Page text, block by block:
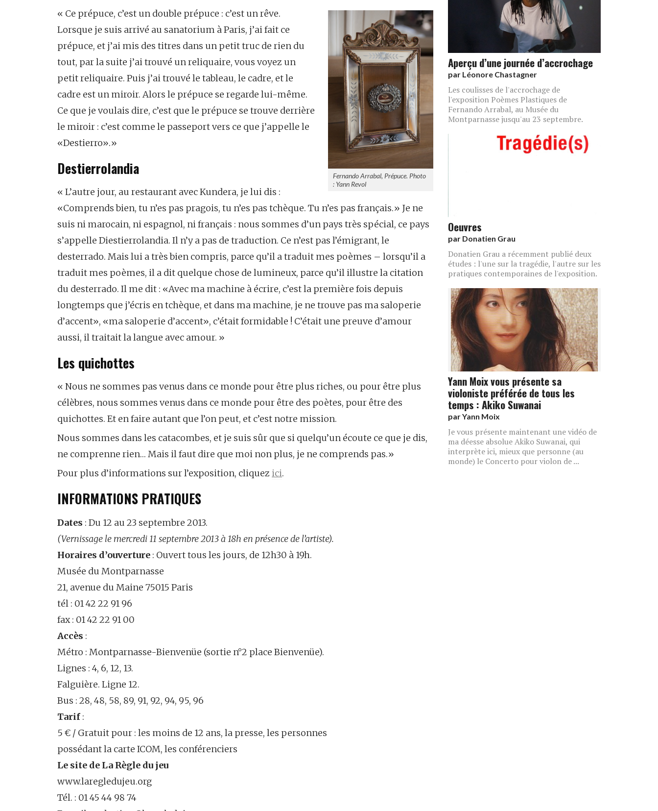
Fernando Arrabal, Prépuce. Photo
: Yann Revol
« Ce prépuce, c’est un double prépuce : c’est un rêve.
Lorsque je suis arrivé au sanatorium à Paris, j’ai fait ce
prépuce, et j’ai mis des titres dans un petit truc de rien du
tout, par la suite j’ai trouvé un reliquaire, vous voyez un
petit reliquaire. Puis j’ai trouvé le tableau, le cadre, et le
cadre est un miroir. Alors le prépuce se regarde lui-même.
Ce que je voulais dire, c’est que le prépuce se trouve derrière
le miroir : c’est comme le passeport vers ce que j’appelle le
«Destierro».»
Destierrolandia
« L’autre jour, au restaurant avec Kundera, je lui dis :
«Comprends bien, tu n’es pas pragois, tu n’es pas tchèque. Tu n’es pas français.» Je ne
suis ni marocain, ni espagnol, ni français : nous sommes d’un pays très spécial, ce pays
s’appelle Diestierrolandia. Il n’y a pas de traduction. Ce n’est pas l’émigrant, le
desterrado. Mais lui a très bien compris, parce qu’il a traduit mes poèmes – lorsqu’il a
traduit mes poèmes, il a dit quelque chose de lumineux, parce qu’il illustre la citation
du desterrado. Il me dit : «Avec ma machine à écrire, c’est la première fois depuis
longtemps que j’écris en tchèque, et dans ma machine, je ne trouve pas ma saloperie
d’accent», «ma saloperie d’accent», c’était formidable ! C’était une preuve d’amour
aussi, il traitait la langue avec amour. »
Les quichottes
« Nous ne sommes pas venus dans ce monde pour être plus riches, ou pour être plus
célèbres, nous sommes venus dans ce monde pour être des poètes, pour être des
quichottes. Et en faire autant que l’on peut, et c’est notre mission.
Nous sommes dans les catacombes, et je suis sûr que si quelqu’un écoute ce que je dis,
ne comprenne rien… Mais il faut dire que moi non plus, je ne comprends pas.»
Pour plus d’informations sur l’exposition, cliquez ici.
INFORMATIONS PRATIQUES
Dates : Du 12 au 23 septembre 2013.
(Vernissage le mercredi 11 septembre 2013 à 18h en présence de l’artiste).
Horaires d’ouverture : Ouvert tous les jours, de 12h30 à 19h.
Musée du Montparnasse
21, avenue du Maine 75015 Paris
tél : 01 42 22 91 96
fax : 01 42 22 91 00
Accès :
Métro : Montparnasse-Bienvenüe (sortie n°2 place Bienvenüe).
Lignes : 4, 6, 12, 13.
Falguière. Ligne 12.
Bus : 28, 48, 58, 89, 91, 92, 94, 95, 96
Tarif :
5 € / Gratuit pour : les moins de 12 ans, la presse, les personnes
possédant la carte ICOM, les conférenciers
Le site de La Règle du jeu
www.laregledujeu.org
Tél. : 01 45 44 98 74
Aperçu d’une journée d’accrochage
par Léonore Chastagner
Les coulisses de l'accrochage de
l'exposition Poèmes Plastiques de
Fernando Arrabal, au Musée du
Montparnasse jusqu'au 23 septembre.
Oeuvres
par Donatien Grau
Donatien Grau a récemment publié deux
études : l'une sur la tragédie, l'autre sur les
pratiques contemporaines de l'exposition.
Yann Moix vous présente sa
violoniste préférée de tous les
temps : Akiko Suwanai
parYann Moix
Je vous présente maintenant une vidéo de
ma déesse absolue Akiko Suwanai, qui
interprète ici, mieux que personne (au
monde) le Concerto pour violon de ...